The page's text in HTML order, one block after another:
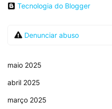
Tecnologia do Blogger
Denunciar abuso
maio 2025
abril 2025
março 2025